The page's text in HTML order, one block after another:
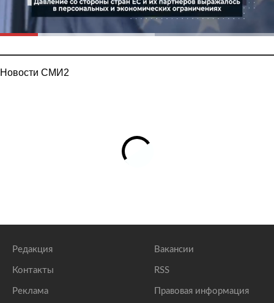
Новости СМИ2
Редакция
Контакты
Реклама
Вакансии
RSS
Правовая информация